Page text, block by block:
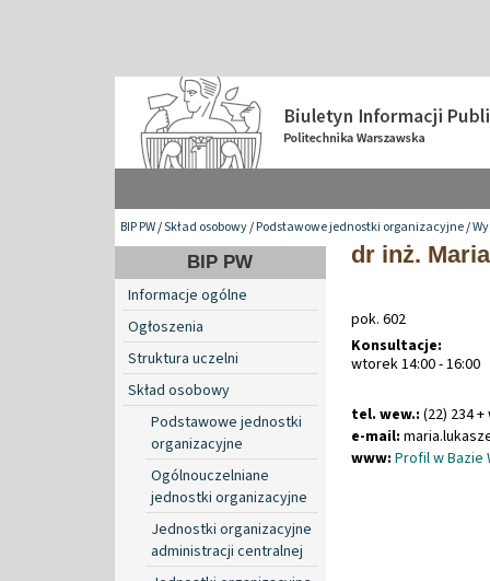
BIP PW/Skład osobowy/Podstawowe jednostki organizacyjne/
BIP PW
Informacje ogólne
Ogłoszenia
Struktura uczelni
Skład osobowy
Podstawowe jednostki
organizacyjne
Ogólnouczelniane
jednostki organizacyjne
Jednostki organizacyjne
administracji centralnej
dr inż.
pok. 602
Konsultacje:
wtorek 14:00 - 16:00
tel. wew.: (22) 234
e-mail: maria.
www: Profil w Bazie